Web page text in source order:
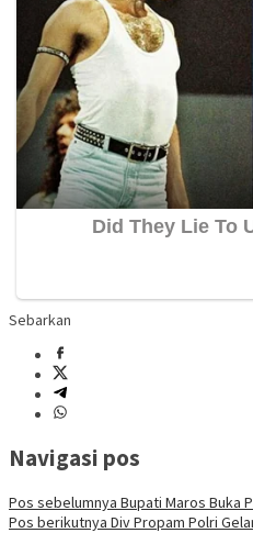
Sebarkan
Navigasi pos
Pos sebelumnya Bupati Maros Buka
Pos berikutnya Div Propam Polri